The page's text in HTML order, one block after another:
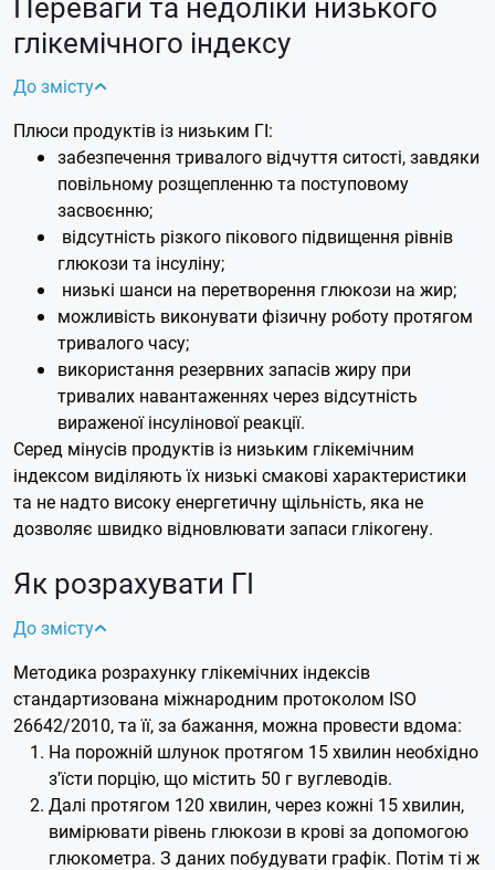
глікемічного індексу
До змісту
Плюси продуктів із низьким ГІ:
забезпечення тривалого відчуття ситості, завдяки
повільному розщепленню та поступовому
засвоєнню;
відсутність різкого пікового підвищення рівнів
глюкози та інсуліну;
низькі шанси на перетворення глюкози на жир;
можливість виконувати фізичну роботу протягом
тривалого часу;
використання резервних запасів жиру при
тривалих навантаженнях через відсутність
вираженої інсулінової реакції.
Серед мінусів продуктів із низьким глікемічним
індексом виділяють їх низькі смакові характеристики
та не надто високу енергетичну щільність, яка не
дозволяє швидко відновлювати запаси глікогену.
Як розрахувати ГІ
До змісту
Методика розрахунку глікемічних індексів
стандартизована міжнародним протоколом ISO
26642/2010, та її, за бажання, можна провести вдома:
На порожній шлунок протягом 15 хвилин необхідно
з'їсти порцію, що містить 50 г вуглеводів.
Далі протягом 120 хвилин, через кожні 15 хвилин,
вимірювати рівень глюкози в крові за допомогою
глюкометра. З даних побудувати графік. Потім ті ж